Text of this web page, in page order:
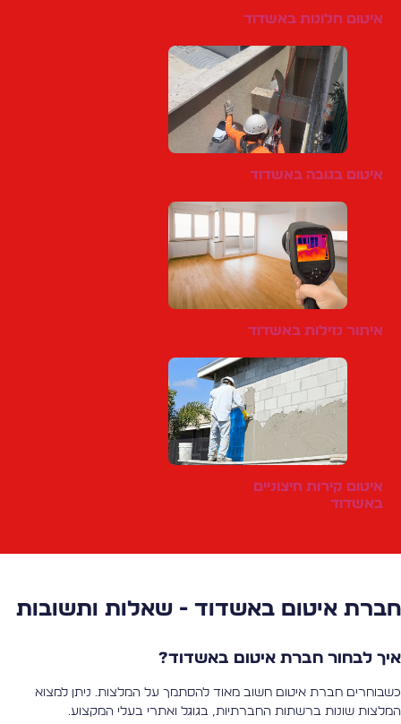
איטום חלונות באשדוד
איטום בגובה באשדוד
איתור נזילות באשדוד
איטום קירות חיצוניים
באשדוד
איטום באשדוד - שאלות ותשובות
לבחור חברת איטום באשדוד?
חברת איטום חשוב מאוד להסתמך על המלצות. ניתן למצוא
שונות ברשתות החברתיות, בגוגל ואתרי בעלי המקצוע.